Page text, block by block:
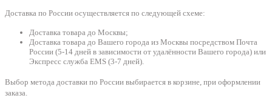
Доставка по России осуществляется по следующей схеме:
Доставка товара до Москвы;
Доставка товара до Вашего города из Москвы посредством Почта
России (5-14 дней в зависимости от удалённости Вашего города) или
Экспресс служба EMS (3-7 дней).
Выбор метода доставки по России выбирается в корзине, при оформлении
заказа.